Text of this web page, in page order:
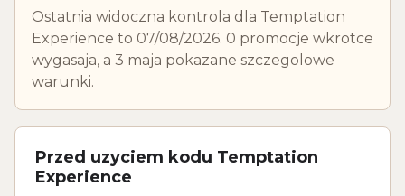
Ostatnia widoczna kontrola dla Temptation
Experience to 07/08/2026. 0 promocje wkrotce
wygasaja, a 3 maja pokazane szczegolowe
warunki.
Przed uzyciem kodu Temptation
Experience